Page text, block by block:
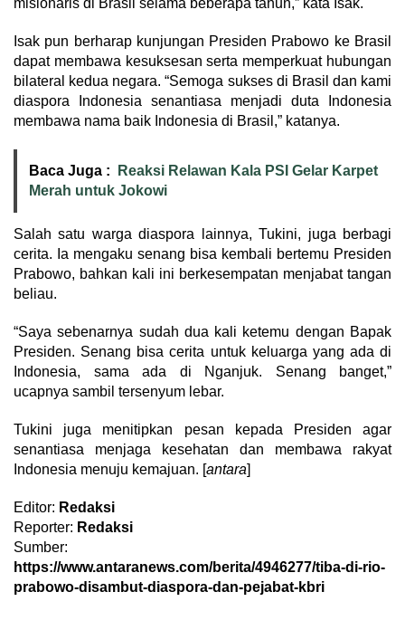
misionaris di Brasil selama beberapa tahun,” kata Isak.
Isak pun berharap kunjungan Presiden Prabowo ke Brasil
dapat membawa kesuksesan serta memperkuat hubungan
bilateral kedua negara. “Semoga sukses di Brasil dan kami
diaspora Indonesia senantiasa menjadi duta Indonesia
membawa nama baik Indonesia di Brasil,” katanya.
Baca Juga :
Reaksi Relawan Kala PSI Gelar Karpet
Merah untuk Jokowi
Salah satu warga diaspora lainnya, Tukini, juga berbagi
cerita. Ia mengaku senang bisa kembali bertemu Presiden
Prabowo, bahkan kali ini berkesempatan menjabat tangan
beliau.
“Saya sebenarnya sudah dua kali ketemu dengan Bapak
Presiden. Senang bisa cerita untuk keluarga yang ada di
Indonesia, sama ada di Nganjuk. Senang banget,”
ucapnya sambil tersenyum lebar.
Tukini juga menitipkan pesan kepada Presiden agar
senantiasa menjaga kesehatan dan membawa rakyat
Indonesia menuju kemajuan. [ antara
Editor: Redaksi
Reporter: Redaksi
Sumber:
https://www.antaranews.com/berita/4946277/tiba-di-rio-
prabowo-disambut-diaspora-dan-pejabat-kbri